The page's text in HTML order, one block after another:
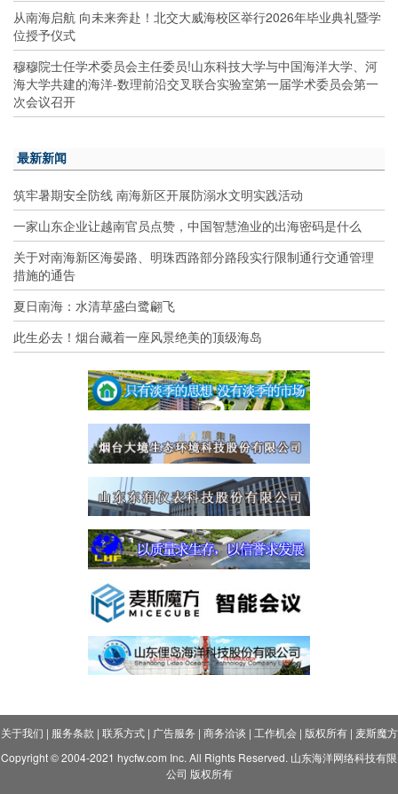
从南海启航 向未来奔赴！北交大威海校区举行2026年毕业典礼暨学
位授予仪式
穆穆院士任学术委员会主任委员!山东科技大学与中国海洋大学、河
海大学共建的海洋-数理前沿交叉联合实验室第一届学术委员会第一
次会议召开
最新新闻
筑牢暑期安全防线 南海新区开展防溺水文明实践活动
一家山东企业让越南官员点赞，中国智慧渔业的出海密码是什么
关于对南海新区海晏路、明珠西路部分路段实行限制通行交通管理
措施的通告
夏日南海：水清草盛白鹭翩飞
此生必去！烟台藏着一座风景绝美的顶级海岛
关于我们 | 服务条款 | 联系方式| 广告服务 | 商务洽谈 | 工作机会| 版权所有| 麦斯魔方
Copyright © 2004-2021 hycfw.com Inc. All Rights Reserved. 山东海洋网络科技有限
公司 版权所有